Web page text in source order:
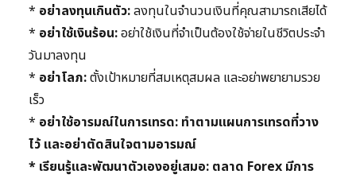
* อย่าลงทุนเกินตัว:ลงทุนในจำนวนเงินที่คุณสามารถเสียได้
* อย่าใช้เงินร้อน:อย่าใช้เงินที่จำเป็นต้องใช้จ่ายในชีวิตประจำ
วันมาลงทุน
* อย่าโลภ:ตั้งเป้าหมายที่สมเหตุสมผล และอย่าพยายามรวย
เร็ว
* อย่าใช้อารมณ์ในการเทรด: ทำตามแผนการเทรดที่วาง
ไว้ และอย่าตัดสินใจตามอารมณ์
* เรียนรู้และพัฒนาตัวเองอยู่เสมอ: ตลาด Forex มีการ